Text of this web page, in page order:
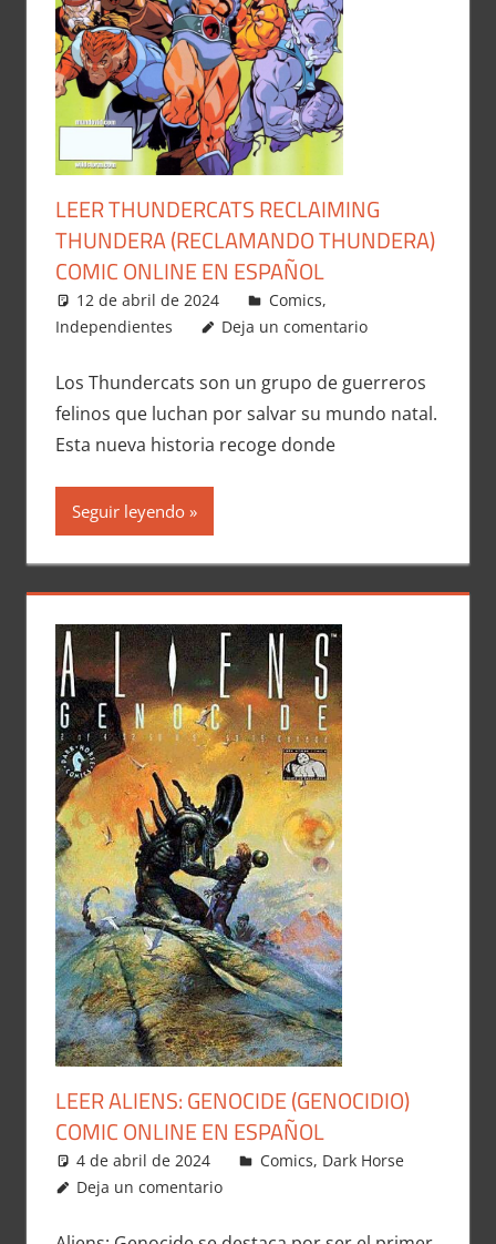
LEER THUNDERCATS RECLAIMING
THUNDERA (RECLAMANDO THUNDERA)
COMIC ONLINE EN ESPAÑOL
12 de abril de 2024 Carlitox Banana
Comics,
Independientes
Deja un comentario
Los Thundercats son un grupo de guerreros
felinos que luchan por salvar su mundo natal.
Esta nueva historia recoge donde
Seguir leyendo
LEER ALIENS: GENOCIDE (GENOCIDIO)
COMIC ONLINE EN ESPAÑOL
4 de abril de 2024 Carlitox Banana
Comics, Dark Horse
Deja un comentario